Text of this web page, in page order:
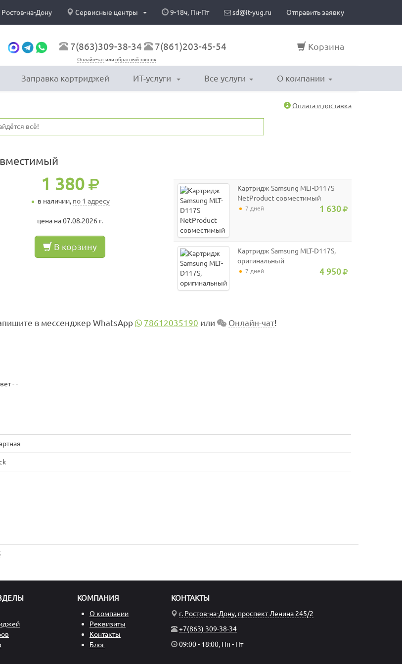
Ростов-на-Дону Сервисные центры 9-18ч, Пн-Пт sd@it-yug.ru Отправить заявку
7(863)309-38-34 7(861)203-45-54
Онлайн-чатилиобратный звонок
Корзина
Заправка картриджей ИТ-услуги Все услуги О компании
Оплата и доставка
1 380
в наличии, по 1 адресу
цена на 07.08.2026 г.
В корзину
Картридж Samsung MLT-D117S
NetProduct совместимый
7 дней 1 630
Картридж Samsung MLT-D117S,
оригинальный
7 дней 4 950
в мессенджер WhatsApp 78612035190 или Онлайн-чат!
- -
КОМПАНИЯ
О компании
Реквизиты
Контакты
Блог
КОНТАКТЫ
г. Ростов-на-Дону, проспект Ленина 245/2
+7(863) 309-38-34
09:00 - 18:00, Пн - Пт